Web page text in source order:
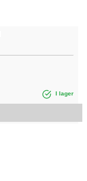
I lager